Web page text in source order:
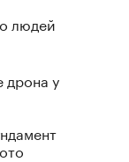
людей
дрона у